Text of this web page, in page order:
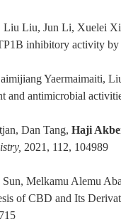
Liu Liu, Jun Li, Xuelei
inhibitory activity
Yaermaimaiti,
and antimicrobial
Dan Tang,Haji
2021, 112, 104989
Melkamu Alemu
of CBD and Its